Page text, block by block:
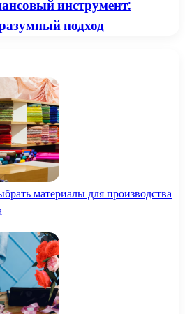
инструмент:
подход
материалы для производства